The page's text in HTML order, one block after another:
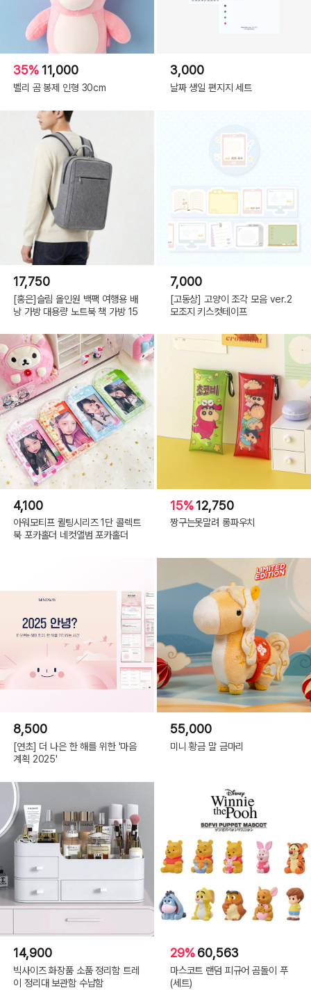
Gray
35% 11,000
벨리 곰 봉제 인형 30cm
3,000
날짜 생일 편지지 세트
17,750
[홍은]슬림 올인원 백팩 여행용 배
낭 가방 대용량 노트북 책 가방 15
7,000
[고동상] 고양이 조각 모음 ver.2
모조지 키스컷테이프
4,100
아워모티프 퀼팅시리즈 1단 콜렉트
북 포카홀더 네컷앨범 포카홀더
15%12,750
짱구는못말려 롱파우치
8,500
[연초] 더 나은 한 해를 위한 '마음
계획 2025'
55,000
미니 황금 말 금마리
14,900
빅사이즈 화장품 소품 정리함 트레
이 정리대 보관함 수납함
29%60,563
마스코트 랜덤 피규어 곰돌이 푸
(세트)